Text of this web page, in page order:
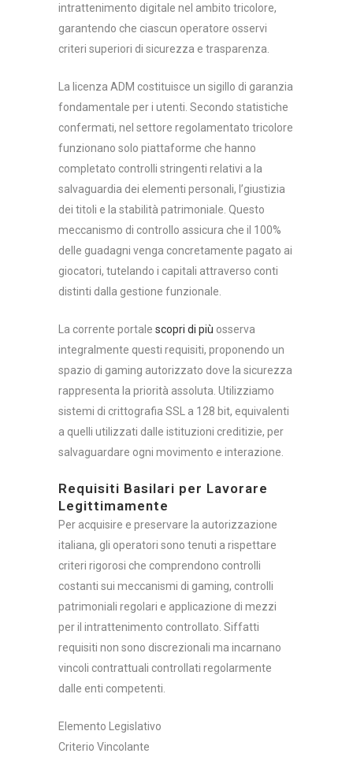
intrattenimento digitale nel ambito tricolore,
garantendo che ciascun operatore osservi
criteri superiori di sicurezza e trasparenza.
La licenza ADM costituisce un sigillo di garanzia
fondamentale per i utenti. Secondo statistiche
confermati, nel settore regolamentato tricolore
funzionano solo piattaforme che hanno
completato controlli stringenti relativi a la
salvaguardia dei elementi personali, l’giustizia
dei titoli e la stabilità patrimoniale. Questo
meccanismo di controllo assicura che il 100%
delle guadagni venga concretamente pagato ai
giocatori, tutelando i capitali attraverso conti
distinti dalla gestione funzionale.
La corrente portale scopri di più osserva
integralmente questi requisiti, proponendo un
spazio di gaming autorizzato dove la sicurezza
rappresenta la priorità assoluta. Utilizziamo
sistemi di crittografia SSL a 128 bit, equivalenti
a quelli utilizzati dalle istituzioni creditizie, per
salvaguardare ogni movimento e interazione.
Requisiti Basilari per Lavorare
Legittimamente
Per acquisire e preservare la autorizzazione
italiana, gli operatori sono tenuti a rispettare
criteri rigorosi che comprendono controlli
costanti sui meccanismi di gaming, controlli
patrimoniali regolari e applicazione di mezzi
per il intrattenimento controllato. Siffatti
requisiti non sono discrezionali ma incarnano
vincoli contrattuali controllati regolarmente
dalle enti competenti.
Elemento Legislativo
Criterio Vincolante